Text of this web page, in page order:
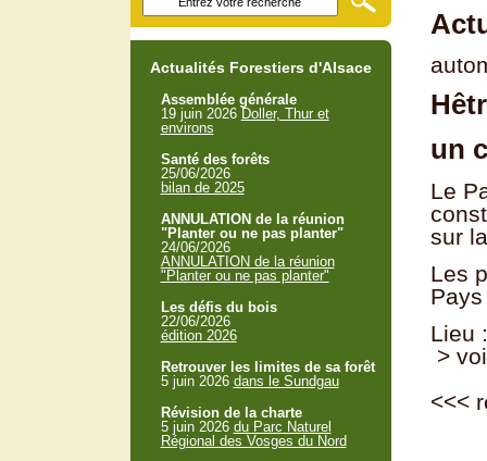
un
Le
sur
Les
Lieu
>
<<<
Actualités Forestiers d'Alsace
Assemblée générale
19 juin 2026 Doller, Thur et
environs
Santé des forêts
25/06/2026
bilan de 2025
ANNULATION de la réunion
"Planter ou ne pas planter"
24/06/2026
ANNULATION de la réunion
"Planter ou ne pas planter"
Les défis du bois
22/06/2026
édition 2026
Retrouver les limites de sa forêt
5 juin 2026 dans le Sundgau
Révision de la charte
5 juin 2026 du Parc Naturel
Régional des Vosges du Nord